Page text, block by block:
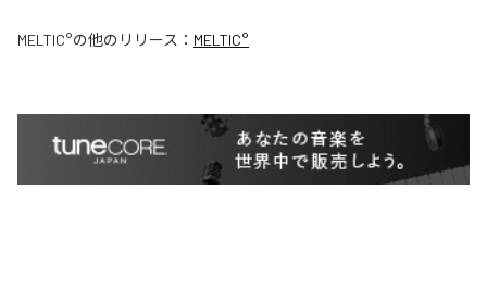
MELTIC°の他のリリース： MELTIC°